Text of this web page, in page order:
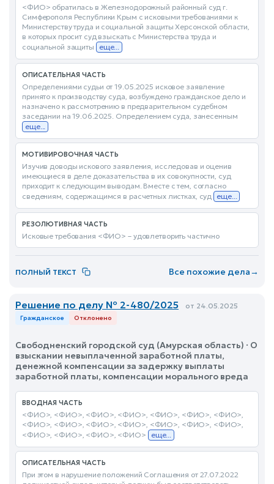
<ФИО> обратилась в Железнодорожный районный суд г.
Симферополя Республики Крым с исковыми требованиями к
Министерству труда и социальной защиты Херсонской области,
в которых просит суд взыскать с Министерства труда и
социальной защиты
еще...
ОПИСАТЕЛЬНАЯ ЧАСТЬ
Определениями судьи от 19.05.2025 исковое заявление
принято к производству суда, возбуждено гражданское дело и
назначено к рассмотрению в предварительном судебном
заседании на 19.06.2025. Определением суда, занесенным
еще...
МОТИВИРОВОЧНАЯ ЧАСТЬ
Изучив доводы искового заявления, исследовав и оценив
имеющиеся в деле доказательства в их совокупности, суд
приходит к следующим выводам. Вместе с тем, согласно
сведениям, содержащимся в расчетных листках, суд еще...
РЕЗОЛЮТИВНАЯ ЧАСТЬ
Исковые требования <ФИО> – удовлетворить частично
ПОЛНЫЙ ТЕКСТ Все похожие дела→
Решение по делу № 2-480/2025 от 24.05.2025
Гражданское Отклонено
Свободненский городской суд (Амурская область) · О
взыскании невыплаченной заработной платы,
денежной компенсации за задержку выплаты
заработной платы, компенсации морального вреда
ВВОДНАЯ ЧАСТЬ
<ФИО>, <ФИО>, <ФИО>, <ФИО>, <ФИО>, <ФИО>, <ФИО>,
<ФИО>, <ФИО>, <ФИО>, <ФИО>, <ФИО>, <ФИО>, <ФИО>,
<ФИО>, <ФИО>, <ФИО>, <ФИО>
еще...
ОПИСАТЕЛЬНАЯ ЧАСТЬ
При этом в нарушение положений Соглашения от 27.07.2022